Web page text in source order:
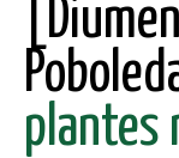
plantes